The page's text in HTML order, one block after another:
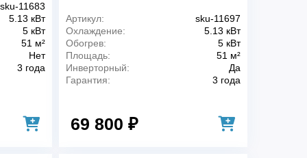
м3/ч
R410A
HITACHI
дБ(А)
29/36/40
дБ(А)
56,5
Внутренний блок
957x302x213
мм
Внутренний блок
1035x380x295
900x615x348
sku-11683
5.13 кВт
5 кВт
51 м²
Нет
3 года
Артикул:
sku-11697
Охлаждение:
5.13 кВт
Обогрев:
5 кВт
Площадь:
51 м²
Инверторный:
Да
Гарантия:
3 года
69 800 ₽